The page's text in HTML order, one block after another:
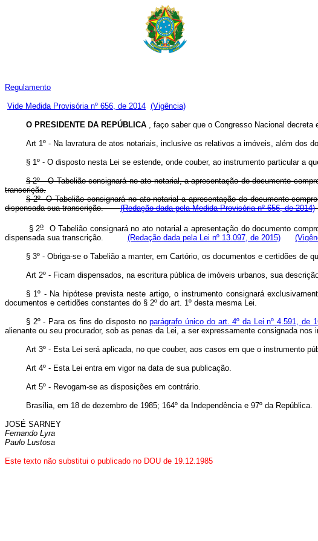
Regulamento
Vide Medida Provisória nº 656, de 2014 (Vigência)
O PRESIDENTE DA REPÚBLICA , faço saber que o Congresso Nacional decreta
Art 1º - Na lavratura de atos notariais, inclusive os relativos a imóveis, além dos
§ 1º - O disposto nesta Lei se estende, onde couber, ao instrumento particular a
§ 2º - O Tabelião consignará no ato notarial, a apresentação do documento
transcrição.
§ 2º O Tabelião consignará no ato notarial a apresentação do documento
dispensada sua transcrição.(Redação dada pela Medida Provisória nº 656, de 2014)
§ 2oO Tabelião consignará no ato notarial a apresentação do documento
dispensada sua transcrição.
(Redação dada pela Lei nº 13.097, de 2015)
§ 3º - Obriga-se o Tabelião a manter, em Cartório, os documentos e certidões de
Art 2º - Ficam dispensados, na escritura pública de imóveis urbanos, sua
§ 1º - Na hipótese prevista neste artigo, o instrumento consignará
documentos e certidões constantes do § 2º do art. 1º desta mesma Lei.
§ 2º - Para os fins do disposto noparágrafo único do art. 4º da Lei nº 4.591, de
alienante ou seu procurador, sob as penas da Lei, a ser expressamente consignada
Art 3º - Esta Lei será aplicada, no que couber, aos casos em que o instrumento
Art 4º - Esta Lei entra em vigor na data de sua publicação.
Art 5º - Revogam-se as disposições em contrário.
Brasília, em 18 de dezembro de 1985; 164º da Independência e 97º da República.
JOSÉ SARNEY
Fernando Lyra
Paulo Lustosa
Este texto não substitui o publicado no DOU de 19.12.1985